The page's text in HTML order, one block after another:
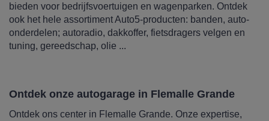
bieden voor bedrijfsvoertuigen en wagenparken. Ontdek
ook het hele assortiment Auto5-producten: banden, auto-
onderdelen; autoradio, dakkoffer, fietsdragers velgen en
tuning, gereedschap, olie ...
Ontdek onze autogarage in Flemalle Grande
Ontdek ons center in Flemalle Grande. Onze expertise,